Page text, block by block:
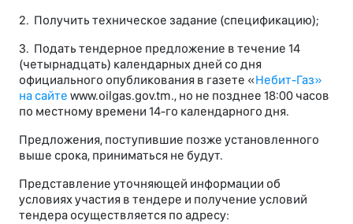
2. Получить техническое задание (спецификацию);
3. Подать тендерное предложение в течение 14
(четырнадцать) календарных дней со дня
официального опубликования в газете «Небит-Газ»
на сайте www.oilgas.gov.tm., но не позднее 18:00 часов
по местному времени 14-го календарного дня.
Предложения, поступившие позже установленного
выше срока, приниматься не будут.
Представление уточняющей информации об
условиях участия в тендере и получение условий
тендера осуществляется по адресу: